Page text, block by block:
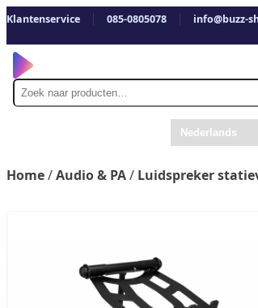
Klantenservice 085-0805078 info@buzz-
Zoek
naar
Home/Audio & PA/ Luidspreker